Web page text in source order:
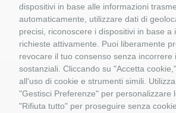
dispositivi in base alle informazioni
automaticamente, utilizzare dati di
precisi, riconoscere i dispositivi in base a
richieste attivamente. Puoi liberamente
revocare il tuo consenso senza incorrere
sostanziali. Cliccando su "Accetta
all'uso di cookie e strumenti simili.
"Gestisci Preferenze" per personalizzare
"Rifiuta tutto" per proseguire senza
Informazioni